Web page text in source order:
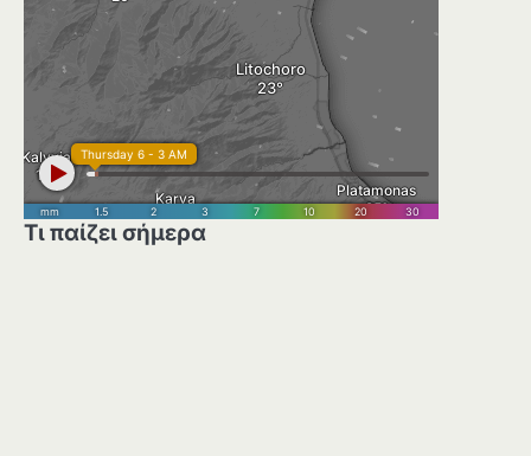
Τι παίζει σήμερα